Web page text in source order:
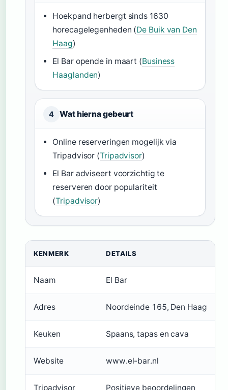
Hoekpand herbergt sinds 1630
horecagelegenheden (De Buik van Den
Haag)
El Bar opende in maart (Business
Haaglanden)
4 Wat hierna gebeurt
Online reserveringen mogelijk via
Tripadvisor (Tripadvisor)
El Bar adviseert voorzichtig te
reserveren door populariteit
(Tripadvisor)
KENMERK DETAILS
Naam El Bar
Adres Noordeinde 165, Den Haag
Keuken Spaans, tapas en cava
Website www.el-bar.nl
Tripadvisor Positieve beoordelingen